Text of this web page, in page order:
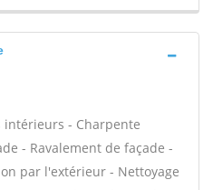
intérieurs - Charpente
- Ravalement de façade -
par l'extérieur - Nettoyage